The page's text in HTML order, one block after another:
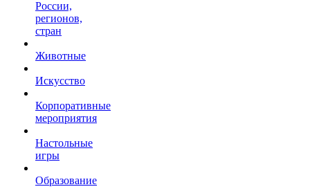
России,
регионов,
стран
Животные
Искусство
Корпоративные
мероприятия
Настольные
игры
Образование